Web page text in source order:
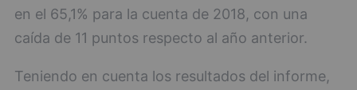
en el 65,1% para la cuenta de 2018, con una
caída de 11 puntos respecto al año anterior.
Teniendo en cuenta los resultados del informe,